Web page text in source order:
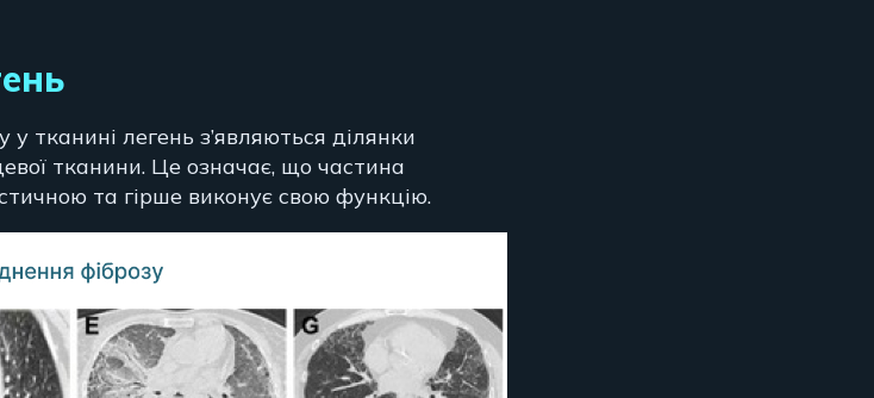
тканині легень з’являються ділянки
тканини. Це означає, що частина
та гірше виконує свою функцію.